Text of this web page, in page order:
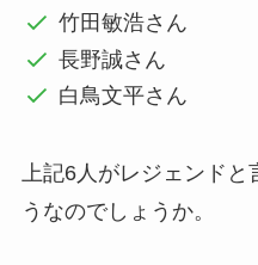
竹田敏浩さん
長野誠さん
白鳥文平さん
上記6人がレジェンド
うなのでしょうか。